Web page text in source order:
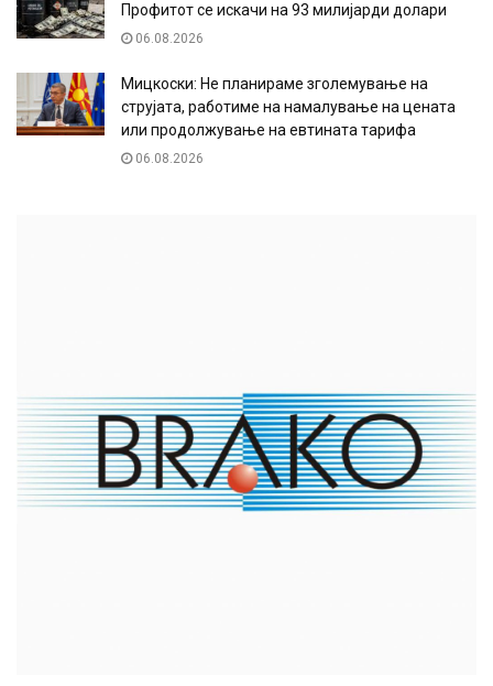
Профитот се искачи на 93 милијарди долари
06.08.2026
Мицкоски: Не планираме зголемување на
струјата, работиме на намалување на цената
или продолжување на евтината тарифа
06.08.2026